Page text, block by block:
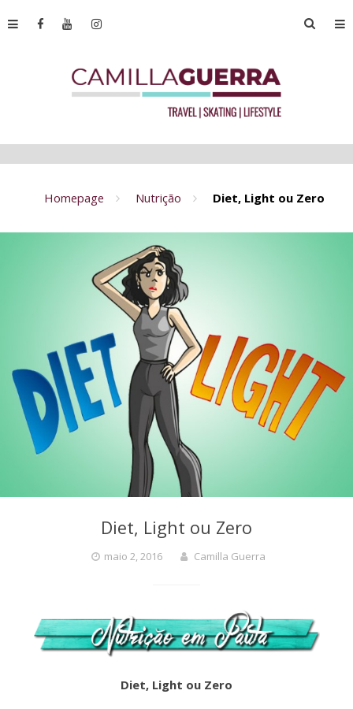
Homepage Nutrição Diet, Light ou Zero
Diet, Light ou Zero
maio 2, 2016 Camilla Guerra
Diet, Light ou Zero